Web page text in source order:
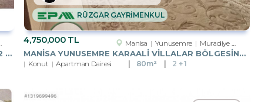
MANISA ŞEHZADELER KAZIM KARABEKIR 33777 M2 SATILIK BAĞ
4,750,000 TL Manisa Yunusemre Muradiye Bld. (Atatürk Mah.)
MANISA YUNUSEMRE KARAALI VILLALAR BÖLGESINDE 2+1 BAHÇE ZEMIN
Konut Apartman Dairesi 80m² 2 + 1
RÜZGAR GAYRİMENKUL